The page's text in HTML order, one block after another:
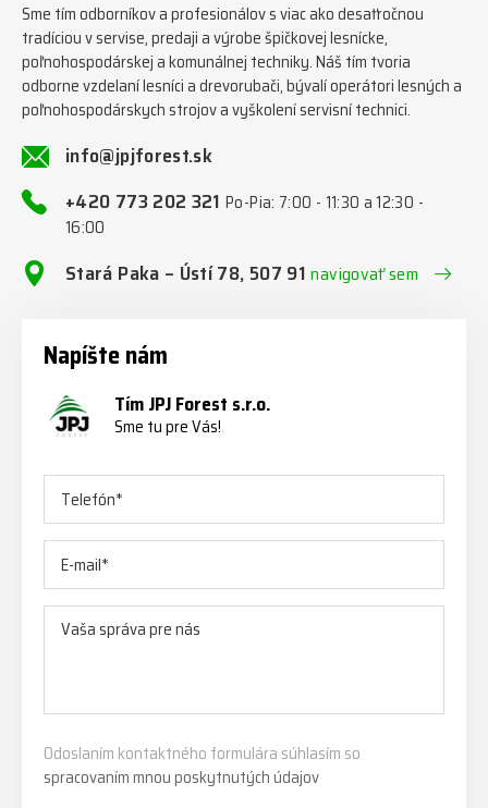
Sme tím odborníkov a profesionálov s viac ako desaťročnou
tradíciou v servise, predaji a výrobe špičkovej lesnícke,
poľnohospodárskej a komunálnej techniky. Náš tím tvoria
odborne vzdelaní lesníci a drevorubači, bývalí operátori lesných a
poľnohospodárskych strojov a vyškolení servisní technici.
info@jpjforest.sk
+420 773 202 321Po-Pia: 7:00 - 11:30 a 12:30 -
16:00
Stará Paka – Ústí 78, 507 91navigovať sem
Napíšte nám
Tím JPJ Forest s.r.o.
Sme tu pre Vás!
Odoslaním kontaktného formulára súhlasím so
spracovaním mnou poskytnutých údajov